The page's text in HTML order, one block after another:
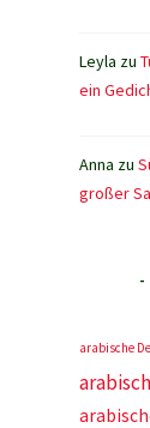
Leyla zu
ein
Anna zu
großer
-
arabische